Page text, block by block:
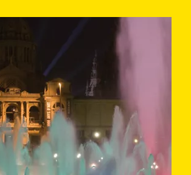
años setenta se llevaron a cabo
sonido al juego
de luces y agua.
que se hizo para los Juegos
enseguida demostró ser
fuente fue sometida de nuevo a una
entre los años 1994 y 1998.
dimensiones de 50 x 65 metros y
de tres millones de litros de agua que
bombas y 3.620 toberas proyectan en
en circulación de 2.600 litros por